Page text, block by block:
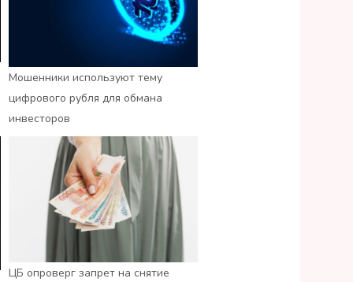
Мошенники используют тему
цифрового рубля для обмана
инвесторов
ЦБ опроверг запрет на снятие